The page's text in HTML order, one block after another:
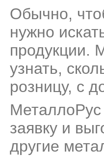
Обычно,
нужно
продукции.
узнать,
розницу, с
заявку и
другие